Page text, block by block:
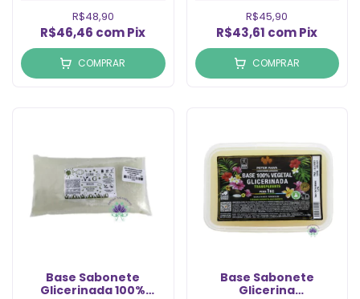
R$48,90
R$46,46 comPix
COMPRAR
Transparente (1Kg)
R$45,90
R$43,61 comPix
COMPRAR
Base Sabonete
Glicerinada 100%
Base Sabonete
Glicerina